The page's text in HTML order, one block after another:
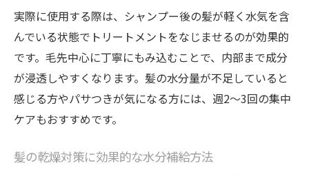
パサつき髪に必要な水分補給トリートメン
ト
髪のツヤと潤いを守るケア方法まとめ
朝夜で使い分けるトリートメントの効果
髪の水分維持に役立つ成分とは何か
乾燥悩みを解消するヘアケアテクニック
髪の水分を内部から補う効果的な使い方
実際に使用する際は、シャンプー後の髪が軽く水気を含
んでいる状態でトリートメントをなじませるのが効果的
です。毛先中心に丁寧にもみ込むことで、内部まで成分
が浸透しやすくなります。髪の水分量が不足していると
感じる方やパサつきが気になる方には、週2～3回の集中
ケアもおすすめです。
髪の乾燥対策に効果的な水分補給方法